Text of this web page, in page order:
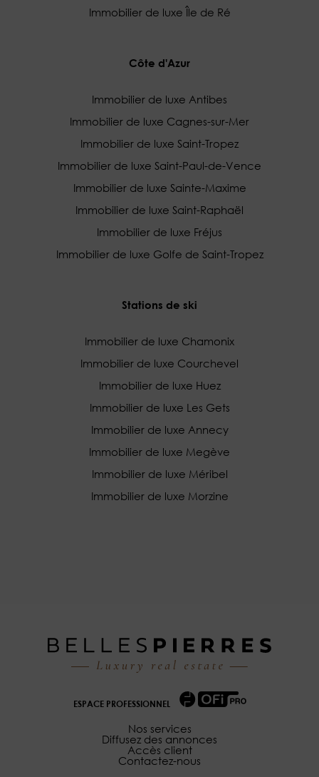
Immobilier de luxe Île de Ré
Côte d'Azur
Immobilier de luxe Antibes
Immobilier de luxe Cagnes-sur-Mer
Immobilier de luxe Saint-Tropez
Immobilier de luxe Saint-Paul-de-Vence
Immobilier de luxe Sainte-Maxime
Immobilier de luxe Saint-Raphaël
Immobilier de luxe Fréjus
Immobilier de luxe Golfe de Saint-Tropez
Stations de ski
Immobilier de luxe Chamonix
Immobilier de luxe Courchevel
Immobilier de luxe Huez
Immobilier de luxe Les Gets
Immobilier de luxe Annecy
Immobilier de luxe Megève
Immobilier de luxe Méribel
Immobilier de luxe Morzine
ESPACE PROFESSIONNEL
Nos services
Diffusez des annonces
Accès client
Contactez-nous